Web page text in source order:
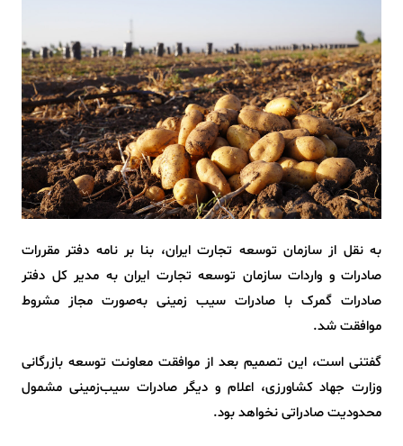
به نقل از سازمان توسعه تجارت ایران، بنا بر نامه دفتر مقررات
صادرات و واردات سازمان توسعه تجارت ایران به مدیر کل دفتر
صادرات گمرک با صادرات سیب زمینی به‌صورت مجاز مشروط
موافقت شد.
گفتنی است، این تصمیم بعد از موافقت معاونت توسعه بازرگانی
وزارت جهاد کشاورزی، اعلام و دیگر صادرات سیب‌زمینی مشمول
محدودیت صادراتی‌ نخواهد بود.